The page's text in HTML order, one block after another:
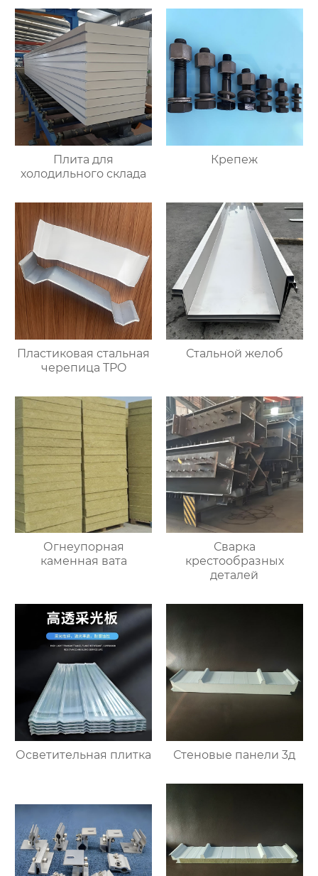
Плита для
холодильного склада
Крепеж
Пластиковая стальная
черепица TPO
Стальной желоб
Огнеупорная
каменная вата
Сварка
крестообразных
деталей
Осветительная плитка Стеновые панели 3д